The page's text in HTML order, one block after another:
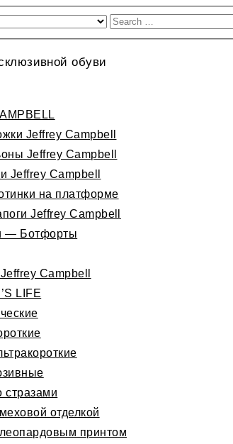
обуви
Jeffrey Campbell
Jeffrey Campbell
Jeffrey Campbell
на платформе
Jeffrey Campbell
— Ботфорты
Campbell
LIFE
стразами
отделкой
принтом